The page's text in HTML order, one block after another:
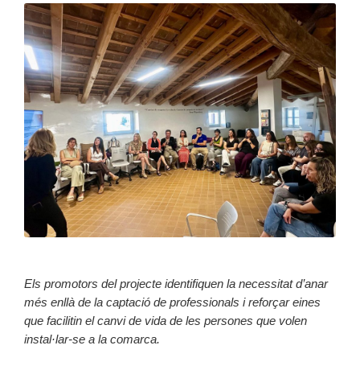
Els promotors del projecte identifiquen la necessitat d’anar
més enllà de la captació de professionals i reforçar eines
que facilitin el canvi de vida de les persones que volen
instal·lar-se a la comarca.